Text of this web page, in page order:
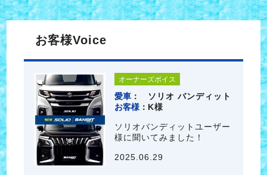
お客様Voice
オーナーズボイス
愛車
ソリオ バンディット
お客様
K様
ソリオバンディットユーザー
様に聞いてみました！
2025.06.29